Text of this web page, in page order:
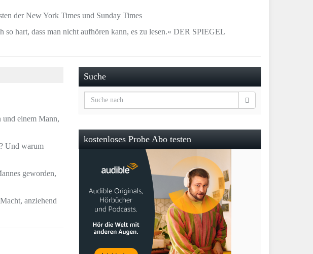
der New York Times und Sunday Times
so hart, dass man nicht aufhören kann, es zu lesen.« DER SPIEGEL
und einem Mann,
Und warum
geworden,
anziehend
Suche
kostenloses Probe Abo testen